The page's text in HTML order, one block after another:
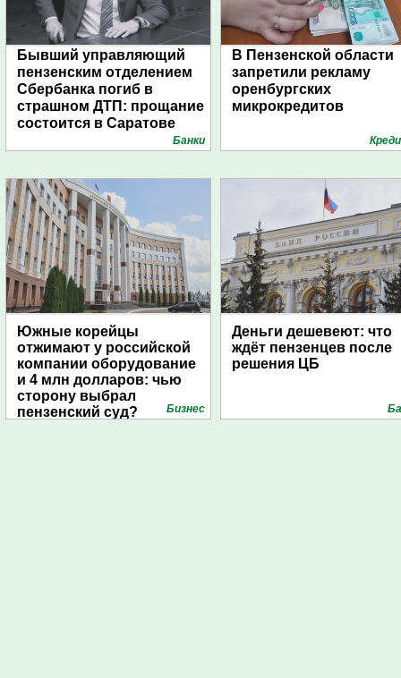
Бывший управляющий
пензенским отделением
Сбербанка погиб в
страшном ДТП: прощание
состоится в Саратове
Банки
В Пензенской области
запретили рекламу
оренбургских
микрокредитов
Южные корейцы
отжимают у российской
компании оборудование
и 4 млн долларов: чью
сторону выбрал
пензенский суд?
Бизнес
Деньги дешевеют: что
ждёт пензенцев после
решения ЦБ